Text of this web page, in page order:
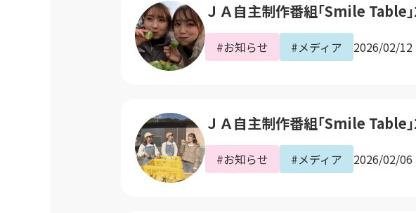
ＪＡ自主制作番組｢Smile Table
#お知らせ #メディア 2026/02/12
ＪＡ自主制作番組｢Smile Table
#お知らせ #メディア 2026/02/06